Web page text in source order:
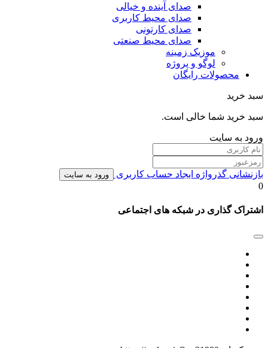
صدای آینده و خیالی
صدای محیط کاربری
صدای کارتونی
صدای محیط صنعتی
موزیک زمینه
لوگو و پروژه
محصولات رایگان
سبد خرید
سبد خرید شما خالی است.
ورود به سایت
بازنشانی گذرواژه ایجاد حساب کاربری ورود به سایت
0
اشتراک گذاری در شبکه های اجتماعی